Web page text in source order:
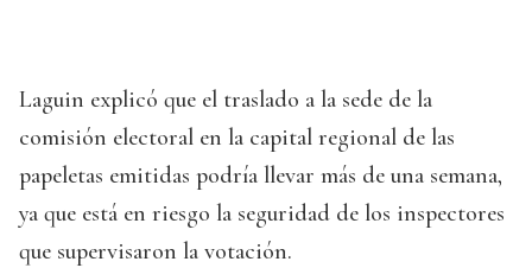
Laguin explicó que el traslado a la sede de la
comisión electoral en la capital regional de las
papeletas emitidas podría llevar más de una semana,
ya que está en riesgo la seguridad de los inspectores
que supervisaron la votación.